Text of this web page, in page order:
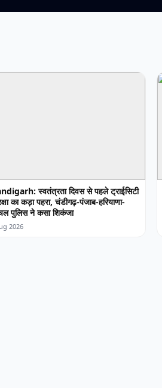
स्वतंत्रता दिवस से पहले ट्राईसिटी
का कड़ा पहरा, चंडीगढ़-पंजाब-हरियाणा-
पुलिस ने कसा शिकंजा
2026